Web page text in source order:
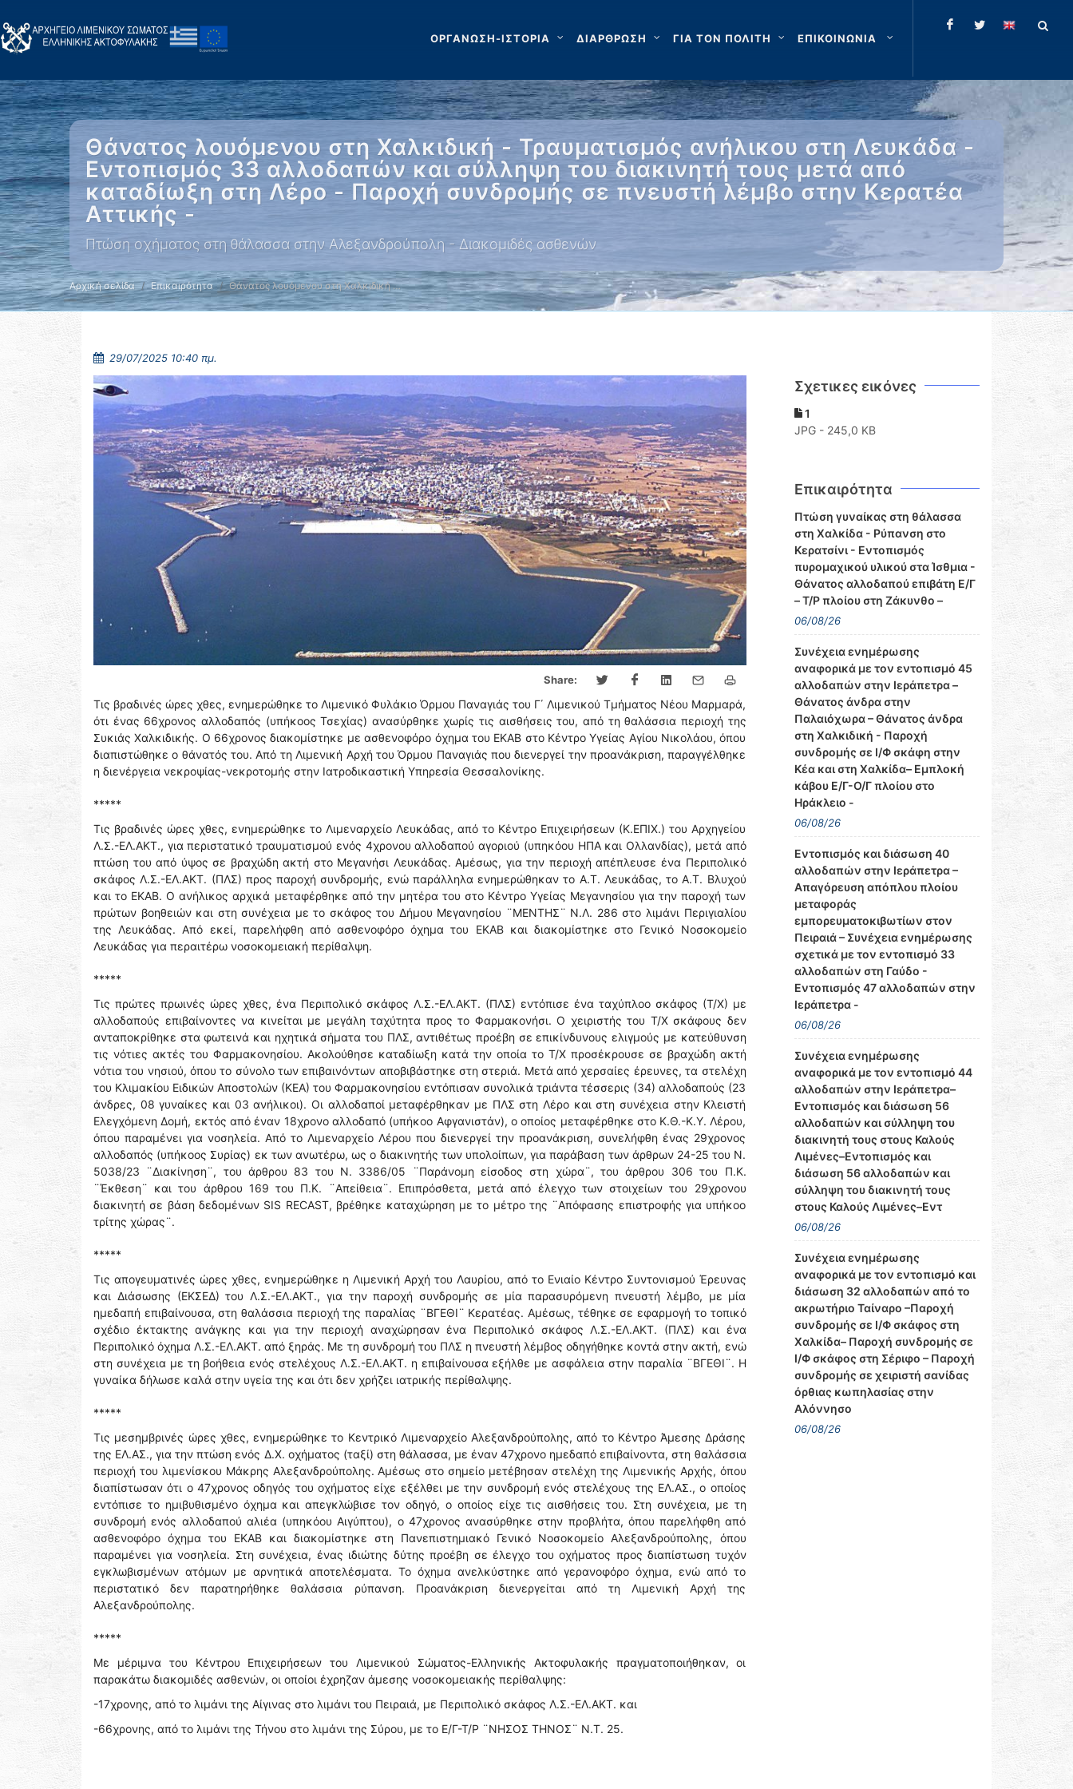
ΟΡΓΑΝΩΣΗ-ΙΣΤΟΡΙΑ ΔΙΑΡΘΡΩΣΗ ΓΙΑ ΤΟΝ ΠΟΛΙΤΗ ΕΠΙΚΟΙΝΩΝΙΑ
Θάνατος λουόμενου στη Χαλκιδική - Τραυματισμός ανήλικου στη Λευκάδα -
Εντοπισμός 33 αλλοδαπών και σύλληψη του διακινητή τους μετά από
καταδίωξη στη Λέρο - Παροχή συνδρομής σε πνευστή λέμβο στην Κερατέα
Αττικής -
Πτώση οχήματος στη θάλασσα στην Αλεξανδρούπολη - Διακομιδές ασθενών
Αρχική σελίδα Επικαιρότητα Θάνατος λουόμενου στη Χαλκιδική …
29/07/2025 10:40 πμ.
Share:
Τις βραδινές ώρες χθες, ενημερώθηκε το Λιμενικό Φυλάκιο Όρμου Παναγιάς του Γ΄ Λιμενικού Τμήματος Νέου Μαρμαρά,
ότι ένας 66χρονος αλλοδαπός (υπήκοος Τσεχίας) ανασύρθηκε χωρίς τις αισθήσεις του, από τη θαλάσσια περιοχή της
Συκιάς Χαλκιδικής. Ο 66χρονος διακομίστηκε με ασθενοφόρο όχημα του ΕΚΑΒ στο Κέντρο Υγείας Αγίου Νικολάου, όπου
διαπιστώθηκε ο θάνατός του. Από τη Λιμενική Αρχή του Όρμου Παναγιάς που διενεργεί την προανάκριση, παραγγέλθηκε
η διενέργεια νεκροψίας-νεκροτομής στην Ιατροδικαστική Υπηρεσία Θεσσαλονίκης.
*****
Τις βραδινές ώρες χθες, ενημερώθηκε το Λιμεναρχείο Λευκάδας, από το Κέντρο Επιχειρήσεων (Κ.ΕΠΙΧ.) του Αρχηγείου
Λ.Σ.-ΕΛ.ΑΚΤ., για περιστατικό τραυματισμού ενός 4χρονου αλλοδαπού αγοριού (υπηκόου ΗΠΑ και Ολλανδίας), μετά από
πτώση του από ύψος σε βραχώδη ακτή στο Μεγανήσι Λευκάδας. Αμέσως, για την περιοχή απέπλευσε ένα Περιπολικό
σκάφος Λ.Σ.-ΕΛ.ΑΚΤ. (ΠΛΣ) προς παροχή συνδρομής, ενώ παράλληλα ενημερώθηκαν το Α.Τ. Λευκάδας, το Α.Τ. Βλυχού
και το ΕΚΑΒ. Ο ανήλικος αρχικά μεταφέρθηκε από την μητέρα του στο Κέντρο Υγείας Μεγανησίου για την παροχή των
πρώτων βοηθειών και στη συνέχεια με το σκάφος του Δήμου Μεγανησίου ¨ΜΕΝΤΗΣ¨ Ν.Λ. 286 στο λιμάνι Περιγιαλίου
της Λευκάδας. Από εκεί, παρελήφθη από ασθενοφόρο όχημα του ΕΚΑΒ και διακομίστηκε στο Γενικό Νοσοκομείο
Λευκάδας για περαιτέρω νοσοκομειακή περίθαλψη.
*****
Τις πρώτες πρωινές ώρες χθες, ένα Περιπολικό σκάφος Λ.Σ.-ΕΛ.ΑΚΤ. (ΠΛΣ) εντόπισε ένα ταχύπλοο σκάφος (Τ/Χ) με
αλλοδαπούς επιβαίνοντες να κινείται με μεγάλη ταχύτητα προς τo Φαρμακονήσι. Ο χειριστής του Τ/Χ σκάφους δεν
ανταποκρίθηκε στα φωτεινά και ηχητικά σήματα του ΠΛΣ, αντιθέτως προέβη σε επικίνδυνους ελιγμούς με κατεύθυνση
τις νότιες ακτές του Φαρμακονησίου. Ακολούθησε καταδίωξη κατά την οποία το Τ/Χ προσέκρουσε σε βραχώδη ακτή
νότια του νησιού, όπου το σύνολο των επιβαινόντων αποβιβάστηκε στη στεριά. Μετά από χερσαίες έρευνες, τα στελέχη
του Κλιμακίου Ειδικών Αποστολών (ΚΕΑ) του Φαρμακονησίου εντόπισαν συνολικά τριάντα τέσσερις (34) αλλοδαπούς (23
άνδρες, 08 γυναίκες και 03 ανήλικοι). Οι αλλοδαποί μεταφέρθηκαν με ΠΛΣ στη Λέρο και στη συνέχεια στην Κλειστή
Ελεγχόμενη Δομή, εκτός από έναν 18χρονο αλλοδαπό (υπήκοο Αφγανιστάν), ο οποίος μεταφέρθηκε στο Κ.Θ.-Κ.Υ. Λέρου,
όπου παραμένει για νοσηλεία. Από το Λιμεναρχείο Λέρου που διενεργεί την προανάκριση, συνελήφθη ένας 29χρονος
αλλοδαπός (υπήκοος Συρίας) εκ των ανωτέρω, ως ο διακινητής των υπολοίπων, για παράβαση των άρθρων 24-25 του Ν.
5038/23 ¨Διακίνηση¨, του άρθρου 83 του Ν. 3386/05 ¨Παράνομη είσοδος στη χώρα¨, του άρθρου 306 του Π.Κ.
¨Έκθεση¨ και του άρθρου 169 του Π.Κ. ¨Απείθεια¨. Επιπρόσθετα, μετά από έλεγχο των στοιχείων του 29χρονου
διακινητή σε βάση δεδομένων SIS RECAST, βρέθηκε καταχώρηση με το μέτρο της ¨Απόφασης επιστροφής για υπήκοο
τρίτης χώρας¨.
*****
Τις απογευματινές ώρες χθες, ενημερώθηκε η Λιμενική Αρχή του Λαυρίου, από το Ενιαίο Κέντρο Συντονισμού Έρευνας
και Διάσωσης (ΕΚΣΕΔ) του Λ.Σ.-ΕΛ.ΑΚΤ., για την παροχή συνδρομής σε μία παρασυρόμενη πνευστή λέμβο, με μία
ημεδαπή επιβαίνουσα, στη θαλάσσια περιοχή της παραλίας ¨ΒΓΕΘΙ¨ Κερατέας. Αμέσως, τέθηκε σε εφαρμογή το τοπικό
σχέδιο έκτακτης ανάγκης και για την περιοχή αναχώρησαν ένα Περιπολικό σκάφος Λ.Σ.-ΕΛ.ΑΚΤ. (ΠΛΣ) και ένα
Περιπολικό όχημα Λ.Σ.-ΕΛ.ΑΚΤ. από ξηράς. Με τη συνδρομή του ΠΛΣ η πνευστή λέμβος οδηγήθηκε κοντά στην ακτή, ενώ
στη συνέχεια με τη βοήθεια ενός στελέχους Λ.Σ.-ΕΛ.ΑΚΤ. η επιβαίνουσα εξήλθε με ασφάλεια στην παραλία ¨ΒΓΕΘΙ¨. Η
γυναίκα δήλωσε καλά στην υγεία της και ότι δεν χρήζει ιατρικής περίθαλψης.
*****
Τις μεσημβρινές ώρες χθες, ενημερώθηκε το Κεντρικό Λιμεναρχείο Αλεξανδρούπολης, από το Κέντρο Άμεσης Δράσης
της ΕΛ.ΑΣ., για την πτώση ενός Δ.Χ. οχήματος (ταξί) στη θάλασσα, με έναν 47χρονο ημεδαπό επιβαίνοντα, στη θαλάσσια
περιοχή του λιμενίσκου Μάκρης Αλεξανδρούπολης. Αμέσως στο σημείο μετέβησαν στελέχη της Λιμενικής Αρχής, όπου
διαπίστωσαν ότι ο 47χρονος οδηγός του οχήματος είχε εξέλθει με την συνδρομή ενός στελέχους της ΕΛ.ΑΣ., ο οποίος
εντόπισε το ημιβυθισμένο όχημα και απεγκλώβισε τον οδηγό, ο οποίος είχε τις αισθήσεις του. Στη συνέχεια, με τη
συνδρομή ενός αλλοδαπού αλιέα (υπηκόου Αιγύπτου), ο 47χρονος ανασύρθηκε στην προβλήτα, όπου παρελήφθη από
ασθενοφόρο όχημα του ΕΚΑΒ και διακομίστηκε στη Πανεπιστημιακό Γενικό Νοσοκομείο Αλεξανδρούπολης, όπου
παραμένει για νοσηλεία. Στη συνέχεια, ένας ιδιώτης δύτης προέβη σε έλεγχο του οχήματος προς διαπίστωση τυχόν
εγκλωβισμένων ατόμων με αρνητικά αποτελέσματα. Το όχημα ανελκύστηκε από γερανοφόρο όχημα, ενώ από το
περιστατικό δεν παρατηρήθηκε θαλάσσια ρύπανση. Προανάκριση διενεργείται από τη Λιμενική Αρχή της
Αλεξανδρούπολης.
*****
Με μέριμνα του Κέντρου Επιχειρήσεων του Λιμενικού Σώματος-Ελληνικής Ακτοφυλακής πραγματοποιήθηκαν, οι
παρακάτω διακομιδές ασθενών, οι οποίοι έχρηζαν άμεσης νοσοκομειακής περίθαλψης:
-17χρονης, από το λιμάνι της Αίγινας στο λιμάνι του Πειραιά, με Περιπολικό σκάφος Λ.Σ.-ΕΛ.ΑΚΤ. και
-66χρονης, από το λιμάνι της Τήνου στο λιμάνι της Σύρου, με το Ε/Γ-Τ/Ρ ¨ΝΗΣΟΣ ΤΗΝΟΣ¨ Ν.Τ. 25.
Σχετικες εικόνες
1
JPG - 245,0 KB
Επικαιρότητα
Πτώση γυναίκας στη θάλασσα
στη Χαλκίδα - Ρύπανση στο
Κερατσίνι - Εντοπισμός
πυρομαχικού υλικού στα Ίσθμια -
Θάνατος αλλοδαπού επιβάτη Ε/Γ
– Τ/Ρ πλοίου στη Ζάκυνθο –
06/08/26
Συνέχεια ενημέρωσης
αναφορικά με τον εντοπισμό 45
αλλοδαπών στην Ιεράπετρα –
Θάνατος άνδρα στην
Παλαιόχωρα – Θάνατος άνδρα
στη Χαλκιδική - Παροχή
συνδρομής σε Ι/Φ σκάφη στην
Κέα και στη Χαλκίδα– Εμπλοκή
κάβου Ε/Γ-Ο/Γ πλοίου στο
Ηράκλειο -
06/08/26
Εντοπισμός και διάσωση 40
αλλοδαπών στην Ιεράπετρα –
Απαγόρευση απόπλου πλοίου
μεταφοράς
εμπορευματοκιβωτίων στον
Πειραιά – Συνέχεια ενημέρωσης
σχετικά με τον εντοπισμό 33
αλλοδαπών στη Γαύδο -
Εντοπισμός 47 αλλοδαπών στην
Ιεράπετρα -
06/08/26
Συνέχεια ενημέρωσης
αναφορικά με τον εντοπισμό 44
αλλοδαπών στην Ιεράπετρα–
Εντοπισμός και διάσωση 56
αλλοδαπών και σύλληψη του
διακινητή τους στους Καλούς
Λιμένες–Εντοπισμός και
διάσωση 56 αλλοδαπών και
σύλληψη του διακινητή τους
στους Καλούς Λιμένες–Εντ
06/08/26
Συνέχεια ενημέρωσης
αναφορικά με τον εντοπισμό και
διάσωση 32 αλλοδαπών από το
ακρωτήριο Ταίναρο –Παροχή
συνδρομής σε Ι/Φ σκάφος στη
Χαλκίδα– Παροχή συνδρομής σε
Ι/Φ σκάφος στη Σέριφο – Παροχή
συνδρομής σε χειριστή σανίδας
όρθιας κωπηλασίας στην
Αλόννησο
06/08/26